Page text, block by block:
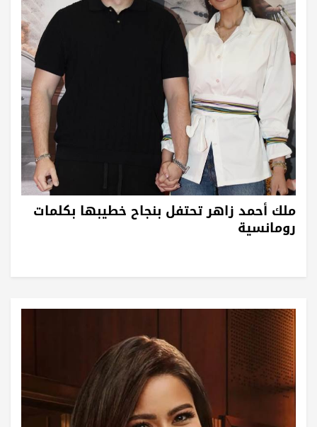
ملك أحمد زاهر تحتفل بنجاح خطيبها بكلمات
رومانسية